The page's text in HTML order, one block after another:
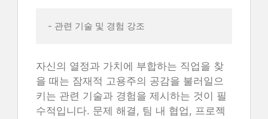
- 관련 기술 및 경험 강조
자신의 열정과 가치에 부합하는 직업을 찾
을 때는 잠재적 고용주의 공감을 불러일으
키는 관련 기술과 경험을 제시하는 것이 필
수적입니다. 문제 해결, 팀 내 협업, 프로젝